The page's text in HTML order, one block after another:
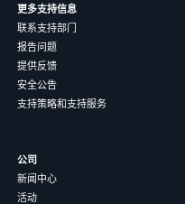
更多支持信息
联系支持部门
报告问题
提供反馈
安全公告
支持策略和支持服务
公司
新闻中心
活动